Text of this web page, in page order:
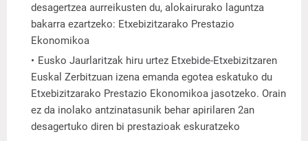
desagertzea aurreikusten du, alokairurako laguntza
bakarra ezartzeko: Etxebizitzarako Prestazio
Ekonomikoa
Eusko Jaurlaritzak hiru urtez Etxebide-Etxebizitzaren
Euskal Zerbitzuan izena emanda egotea eskatuko du
Etxebizitzarako Prestazio Ekonomikoa jasotzeko. Orain
ez da inolako antzinatasunik behar apirilaren 2an
desagertuko diren bi prestazioak eskuratzeko